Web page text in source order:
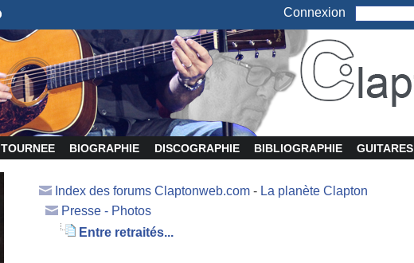
Connexion
TOURNEE BIOGRAPHIE DISCOGRAPHIE BIBLIOGRAPHIE GUITARES
Index des forums Claptonweb.com - La planète Clapton
Presse - Photos
Entre retraités...